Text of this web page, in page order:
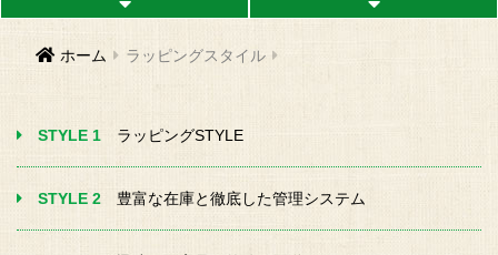
ホーム ラッピングスタイル
STYLE 1 ラッピングSTYLE
STYLE 2 豊富な在庫と徹底した管理システム